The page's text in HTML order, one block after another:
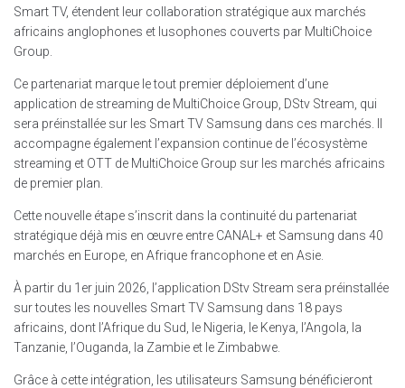
Smart TV, étendent leur collaboration stratégique aux marchés
africains anglophones et lusophones couverts par MultiChoice
Group.
Ce partenariat marque le tout premier déploiement d’une
application de streaming de MultiChoice Group, DStv Stream, qui
sera préinstallée sur les Smart TV Samsung dans ces marchés. Il
accompagne également l’expansion continue de l’écosystème
streaming et OTT de MultiChoice Group sur les marchés africains
de premier plan.
Cette nouvelle étape s’inscrit dans la continuité du partenariat
stratégique déjà mis en œuvre entre CANAL+ et Samsung dans 40
marchés en Europe, en Afrique francophone et en Asie.
À partir du 1er juin 2026, l’application DStv Stream sera préinstallée
sur toutes les nouvelles Smart TV Samsung dans 18 pays
africains, dont l’Afrique du Sud, le Nigeria, le Kenya, l’Angola, la
Tanzanie, l’Ouganda, la Zambie et le Zimbabwe.
Grâce à cette intégration, les utilisateurs Samsung bénéficieront